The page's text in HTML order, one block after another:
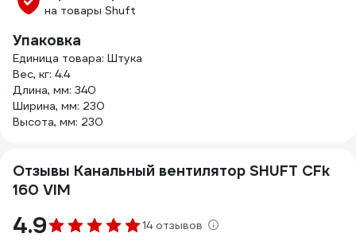
на товары Shuft
Упаковка
Единица товара: Штука
Вес, кг: 4.4
Длина, мм: 340
Ширина, мм: 230
Высота, мм: 230
Отзывы Канальный вентилятор SHUFT CFk
160 VIM
4.9 14 отзывов